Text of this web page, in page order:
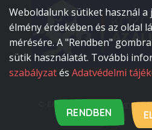
© Etyeki Állatvédők
tájékoztatás
|
Weboldalunk sütiket használ a
élmény érdekében és az oldal
mérésére. A "Rendben"
sütik használatát. További
szabályzatés Adatvédelmi
RENDBEN